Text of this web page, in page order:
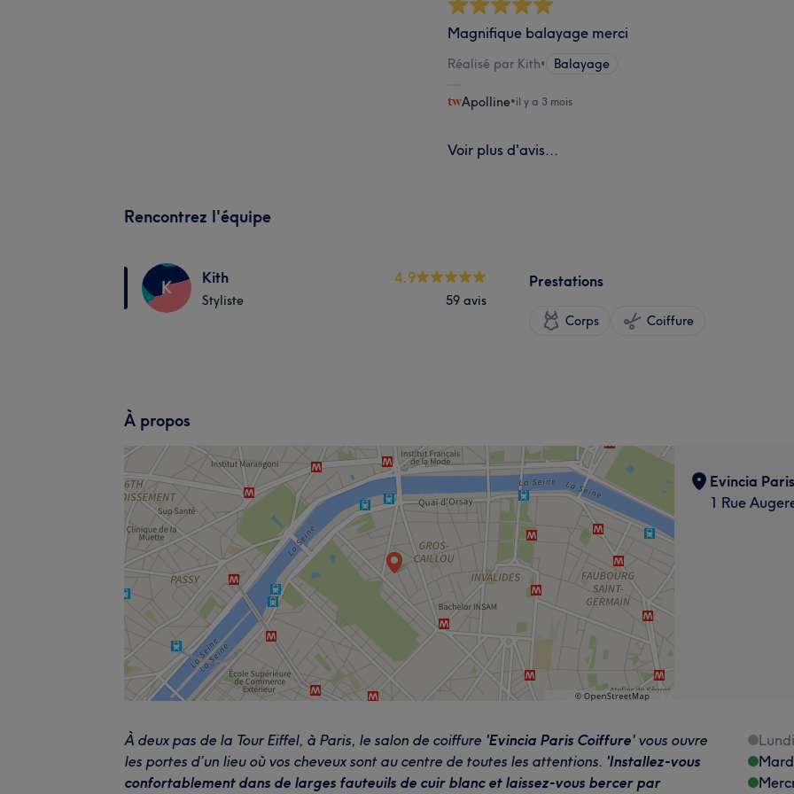
Magnifique balayage merci
Réalisé par Kith• Balayage
Apolline•il y a 3 mois
Voir plus d'avis...
Rencontrez l'équipe
K Kith
Styliste
4.9
59 avis
Prestations
Corps Coiffure
À propos
Evincia
1 Rue
À deux pas de la Tour Eiffel, à Paris, le salon de coiffure 'Evincia Paris Coiffure' vous ouvre
les portes d’un lieu où vos cheveux sont au centre de toutes les attentions. 'Installez-vous
confortablement dans de larges fauteuils de cuir blanc et laissez-vous bercer par
Lundi